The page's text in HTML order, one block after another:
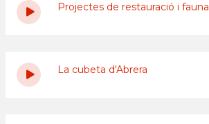
Projectes de restauració i fauna
La cubeta d'Abrera